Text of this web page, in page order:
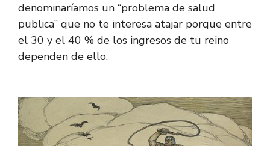
denominaríamos un “problema de salud
publica” que no te interesa atajar porque entre
el 30 y el 40 % de los ingresos de tu reino
dependen de ello.